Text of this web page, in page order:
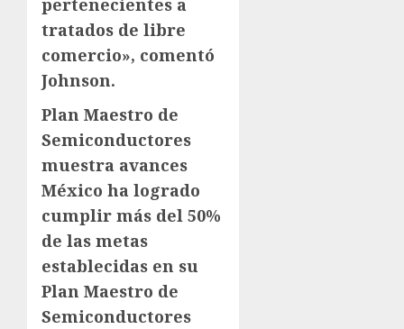
pertenecientes a
tratados de libre
comercio», comentó
Johnson.
Plan Maestro de
Semiconductores
muestra avances
México ha logrado
cumplir más del 50%
de las metas
establecidas en su
Plan Maestro de
Semiconductores